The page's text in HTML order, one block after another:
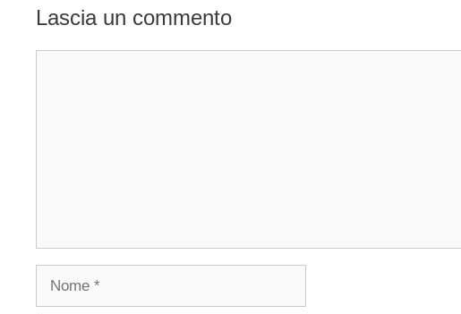
Lascia un commento
Nome